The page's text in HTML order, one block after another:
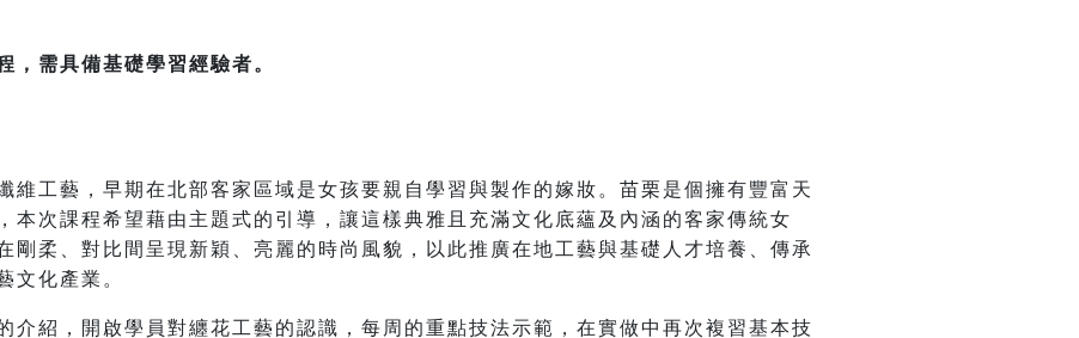
，需具備基礎學習經驗者。
維工藝，早期在北部客家區域是女孩要親自學習與製作的嫁妝。苗栗是個擁有豐富天
本次課程希望藉由主題式的引導，讓這樣典雅且充滿文化底蘊及內涵的客家傳統女
剛柔、對比間呈現新穎、亮麗的時尚風貌，以此推廣在地工藝與基礎人才培養、傳承
文化產業。
介紹，開啟學員對纏花工藝的認識，每周的重點技法示範，在實做中再次複習基本技